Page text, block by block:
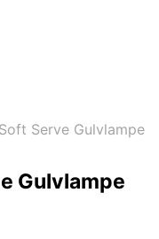
Serve Gulvlampe
Gulvlampe